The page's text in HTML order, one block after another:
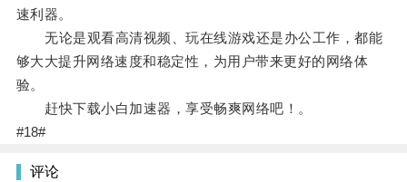
速利器。
无论是观看高清视频、玩在线游戏还是办公工作，都能
够大大提升网络速度和稳定性，为用户带来更好的网络体
验。
赶快下载小白加速器，享受畅爽网络吧！。
#18#
评论